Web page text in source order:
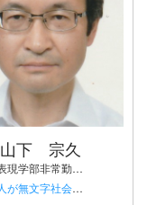
山下 宗久
和光大学表現学部非常勤講師 日本口承文芸学会会員 シベリア少数民族文化研究者 ロシア語通訳翻訳者
字社会の文化から学ぶこと】